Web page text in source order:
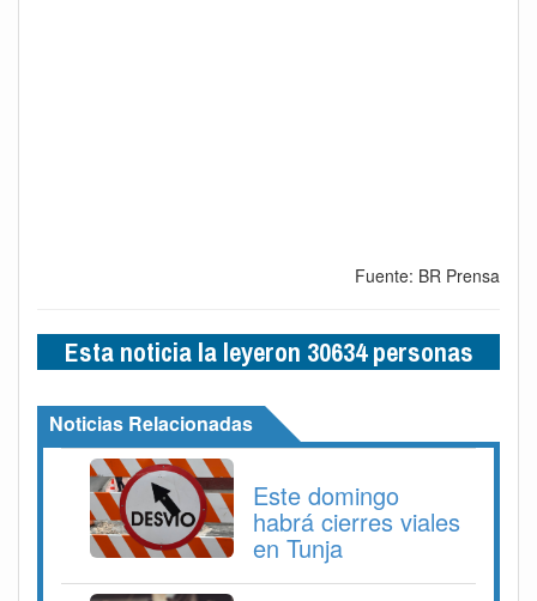
Fuente: BR Prensa
Esta noticia la leyeron 30634 personas
Noticias Relacionadas
Este domingo
habrá cierres viales
en Tunja